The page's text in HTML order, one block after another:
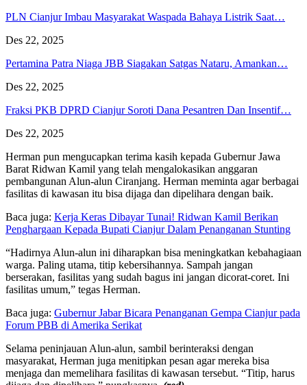
PLN Cianjur Imbau Masyarakat Waspada Bahaya Listrik Saat…
Des 22, 2025
Pertamina Patra Niaga JBB Siagakan Satgas Nataru, Amankan…
Des 22, 2025
Fraksi PKB DPRD Cianjur Soroti Dana Pesantren Dan Insentif…
Des 22, 2025
Herman pun mengucapkan terima kasih kepada Gubernur Jawa
Barat Ridwan Kamil yang telah mengalokasikan anggaran
pembangunan Alun-alun Ciranjang. Herman meminta agar berbagai
fasilitas di kawasan itu bisa dijaga dan dipelihara dengan baik.
Baca juga: Kerja Keras Dibayar Tunai! Ridwan Kamil Berikan
Penghargaan Kepada Bupati Cianjur Dalam Penanganan Stunting
“Hadirnya Alun-alun ini diharapkan bisa meningkatkan kebahagiaan
warga. Paling utama, titip kebersihannya. Sampah jangan
berserakan, fasilitas yang sudah bagus ini jangan dicorat-coret. Ini
fasilitas umum,” tegas Herman.
Baca juga: Gubernur Jabar Bicara Penanganan Gempa Cianjur pada
Forum PBB di Amerika Serikat
Selama peninjauan Alun-alun, sambil berinteraksi dengan
masyarakat, Herman juga menitipkan pesan agar mereka bisa
menjaga dan memelihara fasilitas di kawasan tersebut. “Titip, harus